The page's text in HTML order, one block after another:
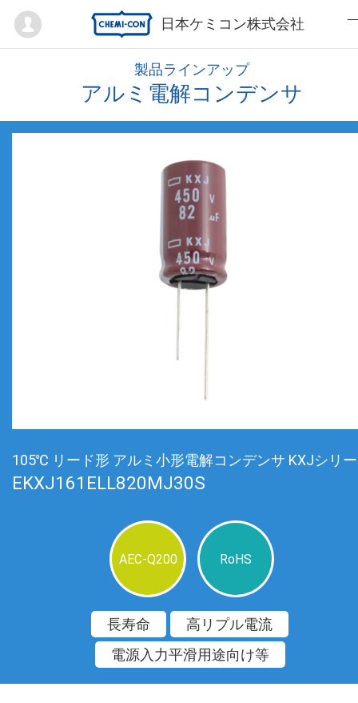
日本ケミコン株式会社
Mypage
製品ラインアップ
アルミ電解コンデンサ
105℃ リード形 アルミ小形電解コンデンサ KXJシリ
EKXJ161ELL820MJ30S
AEC-Q200 RoHS
長寿命
高リプル電流
電源入力平滑用途向け等